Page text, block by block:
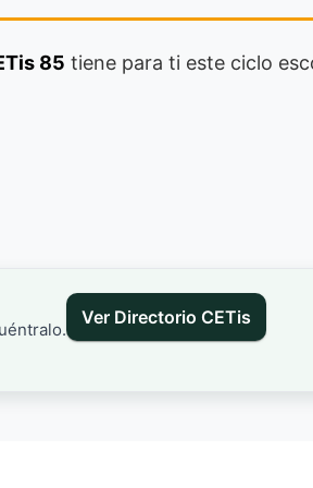
85 tiene para ti este ciclo
Ver Directorio CETis